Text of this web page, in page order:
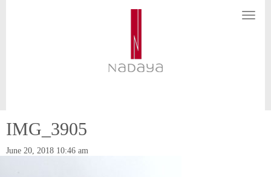
N
IMG_3905
June 20, 2018 10:46 am